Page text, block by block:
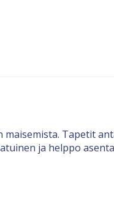
Tapetit
ja helppo